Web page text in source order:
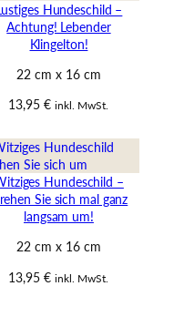
Hundeschild –
Achtung! Lebender
Klingelton!
22 cm x 16 cm
13,95€ inkl. MwSt.
Hundeschild –
Sie sich mal ganz
langsam um!
22 cm x 16 cm
13,95€ inkl. MwSt.